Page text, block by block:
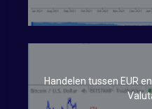
Handelen tussen EUR